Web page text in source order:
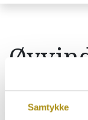
Samtykke